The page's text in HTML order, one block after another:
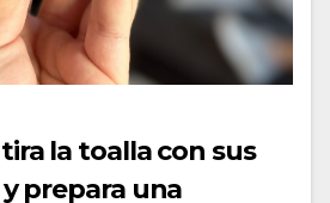
la toalla con sus
prepara una